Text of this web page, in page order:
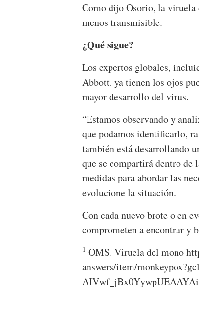
Como dijo Osorio, la
menos transmisible.
¿Qué sigue?
Los expertos globales,
Abbott, ya tienen los ojos
mayor desarrollo del virus.
“Estamos observando y
que podamos identificarlo,
también está desarrollando
que se compartirá dentro
medidas para abordar las
evolucione la situación.
Con cada nuevo brote o en
comprometen a encontrar y
1 OMS. Viruela del mono
answers/item/